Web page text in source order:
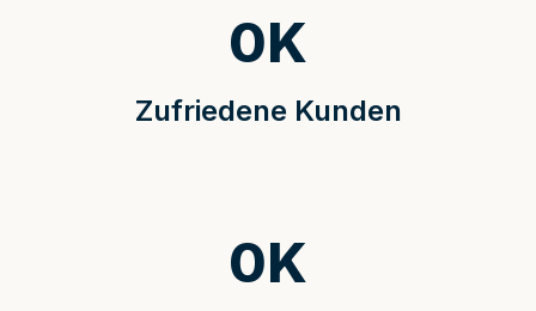
Zufriedene Kunden
0K
0K